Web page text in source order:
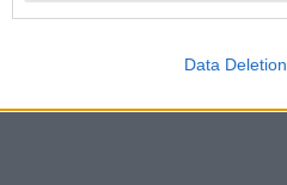
Data Deletion